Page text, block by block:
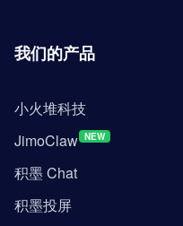
我们的产品
小火堆科技
JimoClaw NEW
积墨 Chat
积墨投屏